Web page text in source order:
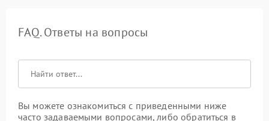
FAQ. Ответы на вопросы
Вы можете ознакомиться с приведенными ниже
часто задаваемыми вопросами, либо обратиться в